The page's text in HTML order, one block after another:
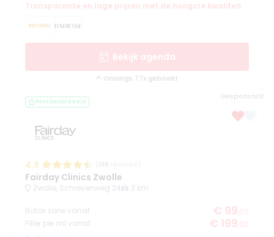
Transparante en lage prijzen met de hoogste kwaliteit
Bekijk agenda
Onlangs 77x geboekt
Gesponsord
Best beoordeeld
4.9
Fairday Clinics Zwolle
Zwolle, Schrevenweg 24 3 km
Botox zone vanaf € 99 ,00
Filler per ml vanaf
€ 199 ,00